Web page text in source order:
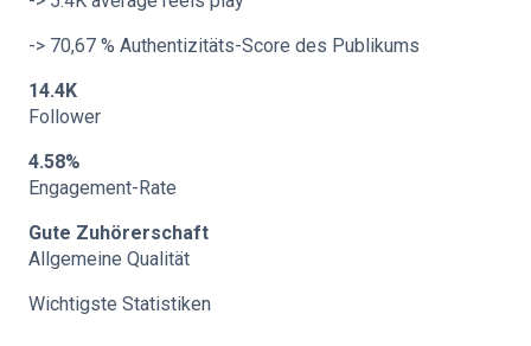
-> 70,67 % Authentizitäts-Score des Publikums
14.4K
Follower
4.58%
Engagement-Rate
Gute Zuhörerschaft
Allgemeine Qualität
Wichtigste Statistiken